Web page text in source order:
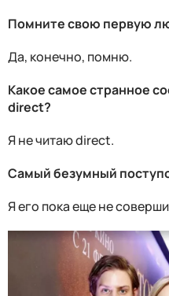
Помните свою первую
Да, конечно, помню.
Какое самое странное
direct?
Я не читаю direct.
Самый безумный
Я его пока еще не